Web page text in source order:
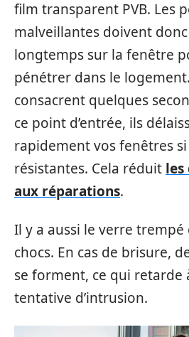
film transparent PVB. Les
malveillantes doivent
longtemps sur la fenêtre
pénétrer dans le
consacrent quelques
ce point d’entrée, ils
rapidement vos fenêtres
résistantes. Cela réduit les
aux réparations.
Il y a aussi le verre
chocs. En cas de brisure,
se forment, ce qui retarde
tentative d’intrusion.